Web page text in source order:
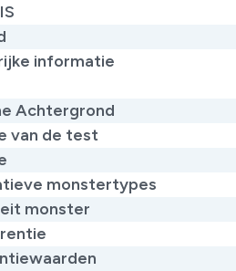
informatie
Achtergrond
van de test
monstertypes
monster